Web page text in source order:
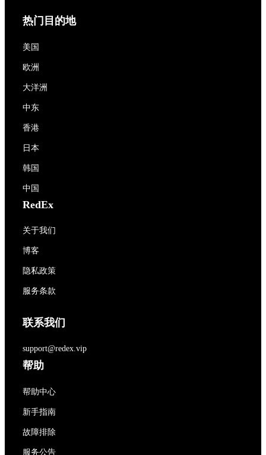
热门目的地
美国
欧洲
大洋洲
中东
香港
日本
韩国
中国
RedEx
关于我们
博客
隐私政策
服务条款
联系我们
support@redex.vip
帮助
帮助中心
新手指南
故障排除
服务公告